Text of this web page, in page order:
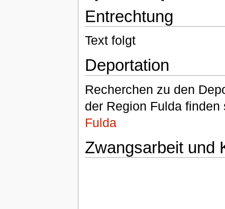
Entrechtung
Text folgt
Deportation
Recherchen zu den
der Region Fulda
Fulda
Zwangsarbeit und